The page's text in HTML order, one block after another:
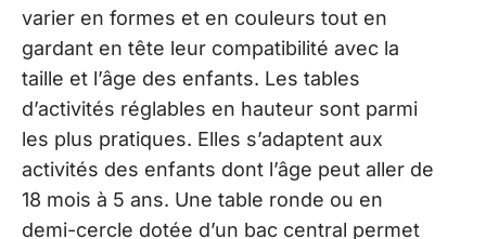
varier en formes et en couleurs tout en
gardant en tête leur compatibilité avec la
taille et l’âge des enfants. Les tables
d’activités réglables en hauteur sont parmi
les plus pratiques. Elles s’adaptent aux
activités des enfants dont l’âge peut aller de
18 mois à 5 ans. Une table ronde ou en
demi-cercle dotée d’un bac central permet